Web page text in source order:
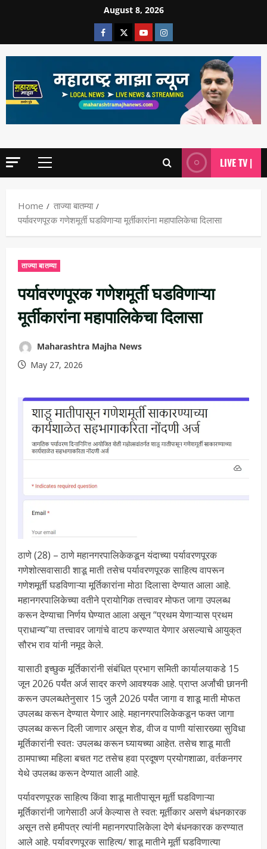
August 8, 2026
LIVE TV |
Home
ताज्या बातम्या
पर्यावरणपूरक गणेशमूर्ती घडविणाऱ्या मूर्तीकारांना महापालिकेचा दिलासा
ताज्या बातम्या
पर्यावरणपूरक गणेशमूर्ती घडविणाऱ्या
मूर्तीकारांना महापालिकेचा दिलासा
Maharashtra Majha News
May 27, 2026
ठाणे (28) – ठाणे महानगरपालिकेकडून यंदाच्या पर्यावरणपूरक
गणेशोत्सवासाठी शाडू माती तसेच पर्यावरणपूरक साहित्य वापरून
गणेशमूर्ती घडविणाऱ्या मूर्तिकारांना मोठा दिलासा देण्यात आला आहे.
महानगरपालिकेच्या वतीने प्रायोगिक तत्त्वावर मोफत जागा उपलब्ध
करून देण्याचा निर्णय घेण्यात आला असून “प्रथम येणाऱ्यास प्रथम
प्राधान्य”या तत्त्वावर जागांचे वाटप करण्यात येणार असल्याचे आयुक्‌त
सौरभ राव यांनी नमूद केले.
यासाठी इच्छुक मूर्तिकारांनी संबंधित प्रभाग समिती कार्यालयाकडे 15
जून 2026 पर्यंत अर्ज सादर करणे आवश्यक आहे. प्राप्त अर्जांची छाननी
करून उपलब्धतेनुसार 15 जुलै 2026 पर्यंत जागा व शाडू माती मोफत
उपलब्ध करून देण्यात येणार आहे. महानगरपालिकेकडून फक्त जागा
उपलब्ध करून दिली जाणार असून शेड, वीज व पाणी यांसारख्या सुविधा
मूर्तिकारांनी स्वतः उपलब्ध करून घ्यायच्या आहेत. तसेच शाडू माती
ठामपाच्या महिला बचत गट तसेच हवा प्रदूषण प्रयोगशाळा, वर्तकनगर
येथे उपलब्ध करून देण्यात आली आहे.
पर्यावरणपूरक साहित्य किंवा शाडू मातीपासून मूर्ती घडविणाऱ्या
मूर्तिकारांनी जागेसाठी अर्ज केल्यास ते स्वत: मूर्तीकार असणे बंधनकारक
असून तसे हमीपत्र त्यांनी महानगरपालिकेला देणे बंधनकारक करण्यात
आले आहे. पर्यावरणपूरक साहित्य/ शाडू मातीने मूर्ती घडविणात्या